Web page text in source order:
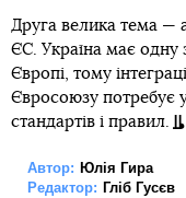
Друга велика тема —
ЄС. Україна має одну
Європі, тому
Євросоюзу потребує
стандартів і правил.
Автор: Юлія Гира
Редактор: Гліб Гусєв